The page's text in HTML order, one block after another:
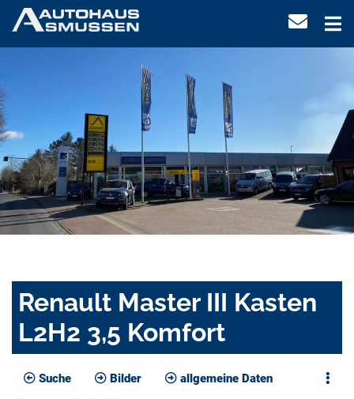
Renault Master III Kasten
L2H2 3,5 Komfort
Suche Bilder allgemeine Daten